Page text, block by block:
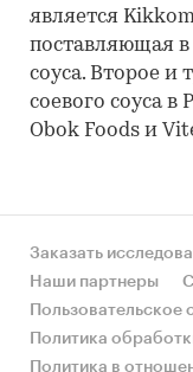
является
поставляющая
соуса. Второе и
соевого соуса
Obok Foods и
Заказать
Наши партнеры
Пользовательское
Политика
Политика в